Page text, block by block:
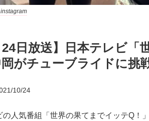
24日放送】日本テレビ
がチューブライドに挑
10/24
の人気番組「世界の果てまでイッテQ！